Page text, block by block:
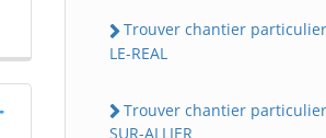
Trouver chantier particulier
LE-REAL
Trouver chantier particulier
SUR-ALLIER